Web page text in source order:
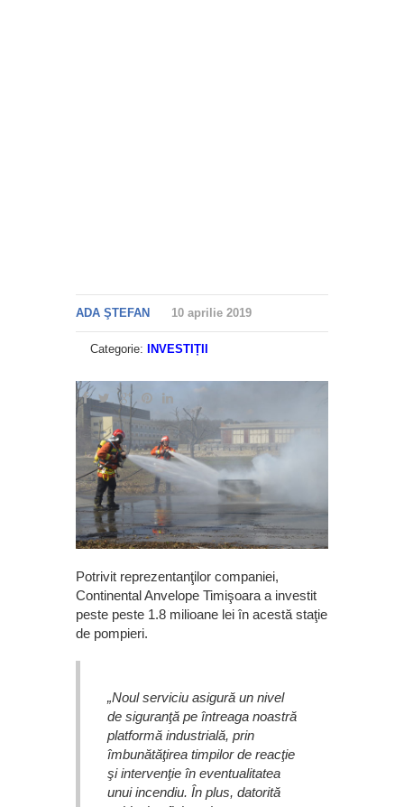
ADA ŞTEFAN 10 aprilie 2019
Categorie: INVESTIȚII
Potrivit reprezentanţilor companiei,
Continental Anvelope Timişoara a investit
peste peste 1.8 milioane lei în acestă staţie
de pompieri.
„Noul serviciu asigură un nivel
de siguranţă pe întreaga noastră
platformă industrială, prin
îmbunătăţirea timpilor de reacţie
şi intervenţie în eventualitatea
unui incendiu. În plus, datorită